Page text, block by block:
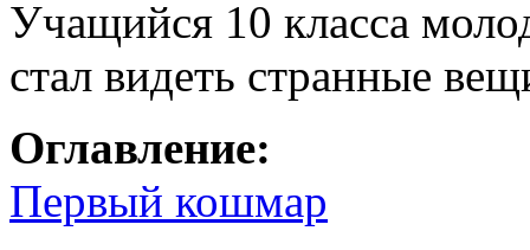
Учащийся 10 класса
стал видеть странные
Оглавление:
Первый кошмар